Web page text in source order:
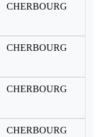
CHERBOURG
CHERBOURG
CHERBOURG
CHERBOURG